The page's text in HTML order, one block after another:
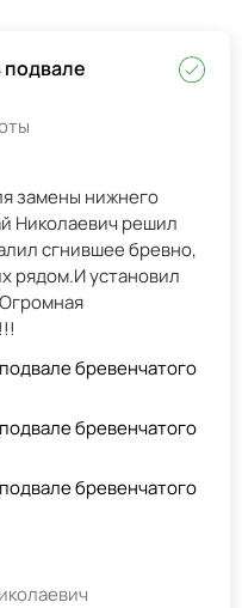
замены нижнего
сгнившее бревно,
рядом.И установил